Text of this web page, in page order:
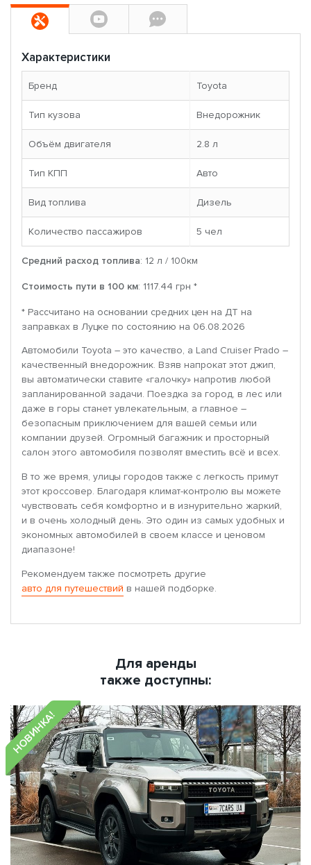
Характеристики
Бренд Toyota
Тип кузова Внедорожник
Объём двигателя 2.8 л
Тип КПП Авто
Вид топлива Дизель
Количество пассажиров 5 чел
Средний расход топлива: 12 л / 100км
Стоимость пути в 100 км: 1117.44 грн *
* Рассчитано на основании средних цен на ДТ на
заправках в Луцке по состоянию на 06.08.2026
Автомобили Toyota – это качество, а Land Cruiser Prado –
качественный внедорожник. Взяв напрокат этот джип,
вы автоматически ставите «галочку» напротив любой
запланированной задачи. Поездка за город, в лес или
даже в горы станет увлекательным, а главное –
безопасным приключением для вашей семьи или
компании друзей. Огромный багажник и просторный
салон этого автомобиля позволят вместить всё и всех.
В то же время, улицы городов также с легкость примут
этот кроссовер. Благодаря климат-контролю вы можете
чувствовать себя комфортно и в изнурительно жаркий,
и в очень холодный день. Это один из самых удобных и
экономных автомобилей в своем классе и ценовом
диапазоне!
Рекомендуем также посмотреть другие
авто для путешествий в нашей подборке.
Для аренды
также доступны:
НОВИНКА!